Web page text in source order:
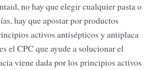
no hay que elegir cualquier pasta o
hay que apostar por productos
activos antisépticos y antiplaca
el CPC que ayude a solucionar el
viene dada por los principios activos